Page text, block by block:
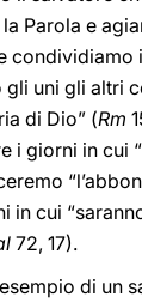
Parola e
condividiamo
gli uni gli altri
di Dio” (Rm
i giorni in cui
in cui
72, 17).
di un